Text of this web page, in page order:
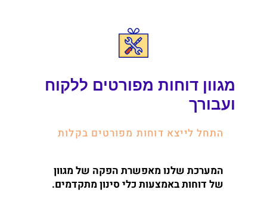
מגוון דוחות מפורטים ללקוח
ועבורך
התחל לייצא דוחות מפורטים בקלות
המערכת שלנו מאפשרת הפקה של מגוון
של דוחות באמצעות כלי סינון מתקדמים.